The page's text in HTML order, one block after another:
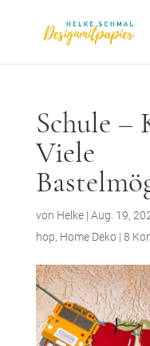
Schule –
Viele
von Helke| Aug. 19,
hop, Home Deko| 8